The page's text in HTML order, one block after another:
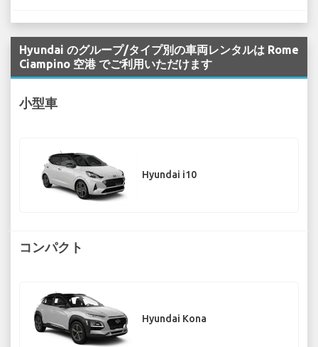
Hyundai のグループ/タイプ別の車両レンタルは Rome
Ciampino 空港 でご利用いただけます
小型車
Hyundai i10
コンパクト
Hyundai Kona